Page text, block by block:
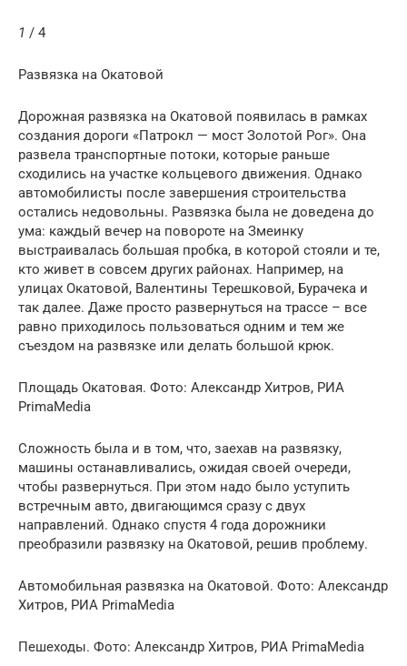
1 / 4
Развязка на Окатовой
Дорожная развязка на Окатовой появилась в рамках
создания дороги «Патрокл — мост Золотой Рог». Она
развела транспортные потоки, которые раньше
сходились на участке кольцевого движения. Однако
автомобилисты после завершения строительства
остались недовольны. Развязка была не доведена до
ума: каждый вечер на повороте на Змеинку
выстраивалась большая пробка, в которой стояли и те,
кто живет в совсем других районах. Например, на
улицах Окатовой, Валентины Терешковой, Бурачека и
так далее. Даже просто развернуться на трассе – все
равно приходилось пользоваться одним и тем же
съездом на развязке или делать большой крюк.
Площадь Окатовая. Фото: Александр Хитров, РИА
PrimaMedia
Сложность была и в том, что, заехав на развязку,
машины останавливались, ожидая своей очереди,
чтобы развернуться. При этом надо было уступить
встречным авто, двигающимся сразу с двух
направлений. Однако спустя 4 года дорожники
преобразили развязку на Окатовой, решив проблему.
Автомобильная развязка на Окатовой. Фото: Александр
Хитров, РИА PrimaMedia
Пешеходы. Фото: Александр Хитров, РИА PrimaMedia